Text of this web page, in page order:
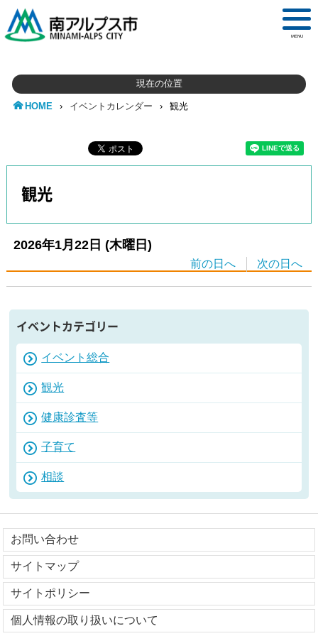
MENU
現在の位置
HOME › イベントカレンダー › 観光
観光
2026年1月22日 (木曜日)
前の日へ 次の日へ
イベントカテゴリー
イベント総合
観光
健康診査等
子育て
相談
お問い合わせ
サイトマップ
サイトポリシー
個人情報の取り扱いについて